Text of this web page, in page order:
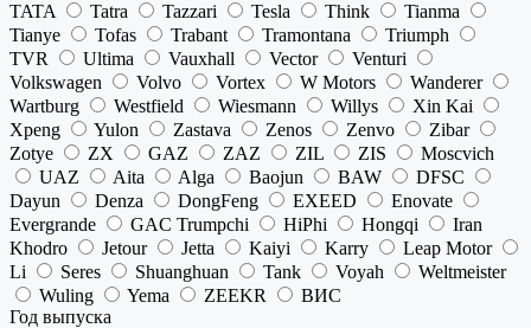
TATA
Tatra Tazzari Tesla Think
Tianma
Tianye
Tofas Trabant Tramontana
Triumph
TVR
Ultima Vauxhall Vector
Venturi
Volkswagen
Volvo Vortex W Motors
Wanderer
Wartburg
Westfield Wiesmann Willys
Xin Kai
Xpeng
Yulon Zastava Zenos Zenvo
Zibar
Zotye
ZX GAZ ZAZ ZIL ZIS
Moscvich
UAZ
Aita Alga Baojun BAW
DFSC
Dayun
Denza DongFeng EXEED
Enovate
Evergrande
GAC Trumpchi HiPhi Hongqi
Iran
Khodro
Jetour Jetta Kaiyi Karry
Leap Motor
Li
Seres Shuanghuan Tank Voyah
Weltmeister
Wuling
Yema ZEEKR
ВИС
Год выпуска